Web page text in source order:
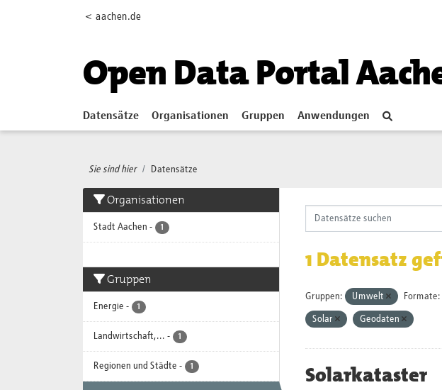
< aachen.de
Open Data Portal
Datensätze Organisationen Gruppen Anwendungen
Sie sind hier Datensätze
Organisationen
Stadt Aachen - 1
Gruppen
Energie - 1
Landwirtschaft,... - 1
Regionen und Städte - 1
1 Datensatz
Gruppen: Umwelt Formate:
Solar Geodaten
Solarkataster